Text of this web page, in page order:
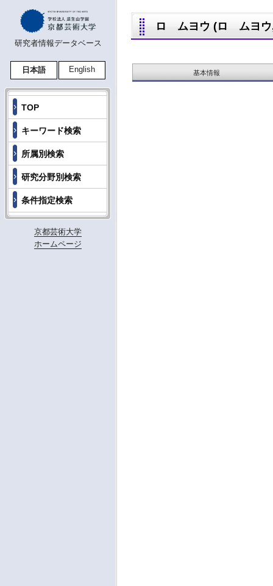
研究者情報データベース
日本語 English
TOP
キーワード検索
所属別検索
研究分野別検索
条件指定検索
京都芸術大学
ホームページ
ロ ムヨウ (ロ ムヨウ
基本情報